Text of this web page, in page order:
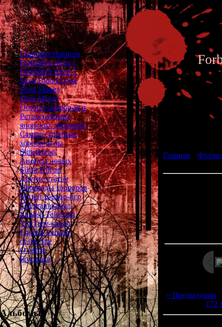
Главная страница
Forbidden Siren 1
Forbidden Siren 2
Siren Blood Curse
Siren Manga
Siren Movie
Обзоры хоррор-игр
Ретроспектива
японских хорроров
Самые странные
хоррор-игры
SlitterHead
Анонсы новых
Silent Hill'ов
Другие статьи
Переводы хорроров
Музей хоррор-игр
Telegram-канал
English Telegram
YouTube-канал
English Version
of the Site
О сайте
Болталка
Альбомы
Главная
« Предыдущая
172